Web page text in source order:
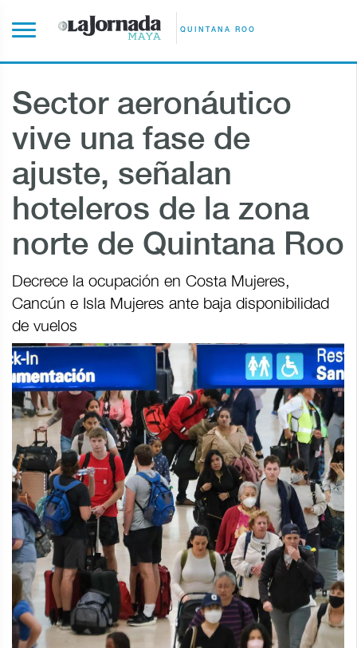
QUINTANA ROO
Sector aeronáutico
vive una fase de
ajuste, señalan
hoteleros de la zona
norte de Quintana Roo
Decrece la ocupación en Costa Mujeres,
Cancún e Isla Mujeres ante baja disponibilidad
de vuelos